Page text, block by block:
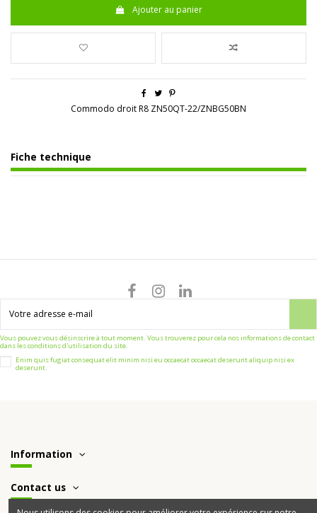
Ajouter au panier
Commodo droit R8 ZN50QT-22/ZNBG50BN
Fiche technique
Vous pouvez vous désinscrire à tout moment. Vous trouverez pour cela nos informations de contact
dans les conditions d'utilisation du site.
Enim quis fugiat consequat elit minim nisi eu occaecat occaecat deserunt aliquip nisi ex
deserunt.
Information
Contact us